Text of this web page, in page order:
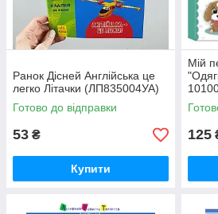
Ранок Дісней Англійська це
легко Літачки (ЛП835004УА)
Готово до відправки
53 ₴
Купити
Мій
125